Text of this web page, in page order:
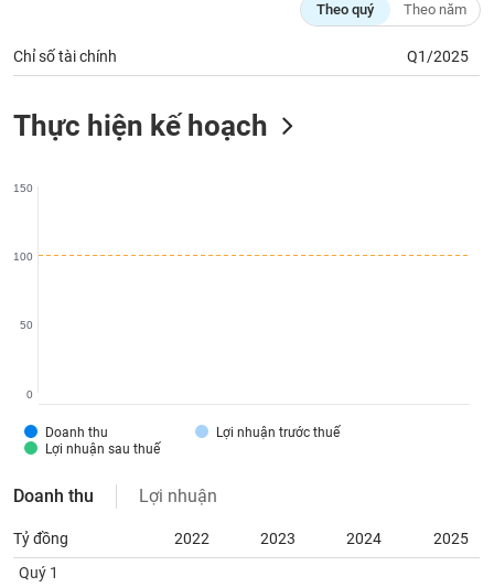
Theo quý Theo năm
Chỉ số tài chính Q1/2025
Thực hiện kế hoạch
Doanh thu
Lợi nhuận trước thuế
Lợi nhuận sau thuế
0
50
100
150
Doanh thu Lợi nhuận
Tỷ đồng 2022 2023 2024
2025
Quý 1
chính
cụ
Truyền
chính
Dữ
tài
chính